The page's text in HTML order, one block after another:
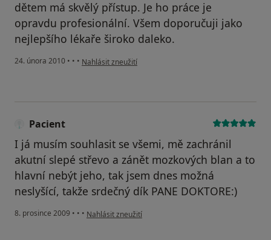
dětem má skvělý přístup. Je ho práce je
opravdu profesionální. Všem doporučuji jako
nejlepšího lékaře široko daleko.
24. února 2010 • • • podle názoru uživatele Pacient
Nahlásit zneužití
Pacient
I já musím souhlasit se všemi, mě zachránil
akutní slepé střevo a zánět mozkových blan a to
hlavní nebýt jeho, tak jsem dnes možná
neslyšící, takže srdečný dík PANE DOKTORE:)
8. prosince 2009 • • • podle názoru uživatele Pacient
Nahlásit zneužití